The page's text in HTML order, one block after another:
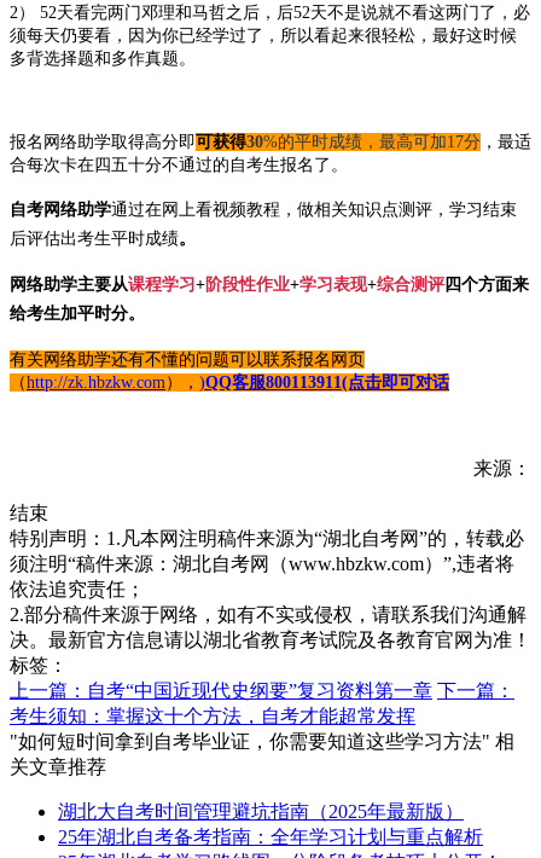
2） 52天看完两门邓理和马哲之后，后52天不是说就不看这两门了，必
须每天仍要看，因为你已经学过了，所以看起来很轻松，最好这时候
多背选择题和多作真题。
报名网络助学取得高分即可获得30%的平时成绩，最高可加17分 ，最适
合每次卡在四五十分不通过的自考生报名了。
自考网络助学通过在网上看视频教程，做相关知识点测评，学习结束
后评估出考生平时成绩。
网络助学主要从课程学习 +阶段性作业+学习表现+综合测评四个方面来
给考生加平时分。
有关网络助学还有不懂的问题可以联系报名网页
（http://zk.hbzkw.com ） ， )QQ客服800113911(点击即可对话
来源：
结束
特别声明：1.凡本网注明稿件来源为“湖北自考网”的，转载必
须注明“稿件来源：湖北自考网（www.hbzkw.com）”,违者将
依法追究责任；
2.部分稿件来源于网络，如有不实或侵权，请联系我们沟通解
决。最新官方信息请以湖北省教育考试院及各教育官网为准！
标签：
上一篇：自考“中国近现代史纲要”复习资料第一章 下一篇：
考生须知：掌握这十个方法，自考才能超常发挥
"如何短时间拿到自考毕业证，你需要知道这些学习方法" 相
关文章推荐
湖北大自考时间管理避坑指南（2025年最新版）
25年湖北自考备考指南：全年学习计划与重点解析